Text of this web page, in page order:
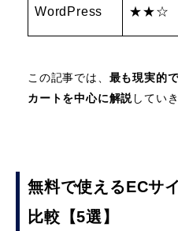
WordPress ★★☆
この記事では、 最も現実的
カートを中心に解説 してい
無料で使えるECサ
比較【5選】